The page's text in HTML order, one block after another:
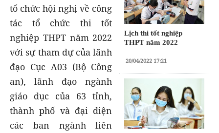
Lịch thi tốt nghiệp
THPT năm 2022
20/04/2022 17:21
tổ chức hội nghị về công
tác tổ chức thi tốt
nghiệp THPT năm 2022
với sự tham dự của lãnh
đạo Cục A03 (Bộ Công
an), lãnh đạo ngành
giáo dục của 63 tỉnh,
thành phố và đại diện
các ban ngành liên